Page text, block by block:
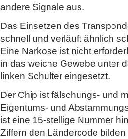
andere Signale aus.
Das Einsetzen des
schnell und verläuft ähnlich
Eine Narkose ist nicht
in das weiche Gewebe unter
linken Schulter eingesetzt.
Der Chip ist fälschungs- und
Eigentums- und
ist eine 15-stellige Nummer
Ziffern den Ländercode